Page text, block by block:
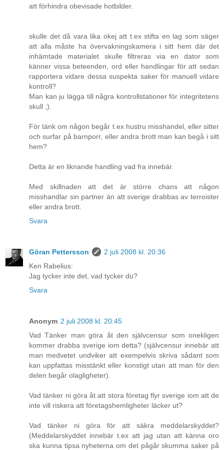
att förhindra obevisade hotbilder.
skulle det då vara lika okej att t.ex stifta en lag som säger
att alla måste ha övervakningskamera i sitt hem där det
inhämtade materialet skulle filtreras via en dator som
känner vissa beteenden, ord eller handlingar för att sedan
rapportera vidare dessa suspekta saker för manuell vidare
kontroll?
Man kan ju lägga till några kontrollstationer för integritetens
skull ;).
För tänk om någon begår t.ex hustru misshandel, eller sitter
och surfar på barnporr, eller andra brott man kan begå i sitt
hem?
Detta är en liknande handling vad fra innebär.
Med skillnaden att det är större chans att någon
misshandlar sin partner än att sverige drabbas av terroister
eller andra brott.
Svara
Göran Pettersson
2 juli 2008 kl. 20:36
Ken Rabelius:
Jag tycker inte det, vad tycker du?
Svara
Anonym 2 juli 2008 kl. 20:45
Vad Tänker man göra åt den självcensur som onekligen
kommer drabba sverige iom detta? (självcensur innebär att
man medvetet undviker att exempelvis skriva sådant som
kan uppfattas misstänkt eller konstigt utan att man för den
delen begår olagligheter).
Vad tänker ni göra åt att stora företag flyr sverige iom att de
inte vill riskera att företagshemligheter läcker ut?
Vad tänker ni göra för att säkra meddelarskyddet?
(Meddelarskyddet innebär t.ex att jag utan att känna oro
ska kunna tipsa nyheterna om det pågår skumma saker på